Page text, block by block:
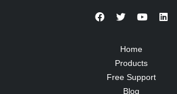
Home
Products
Free Support
Blog